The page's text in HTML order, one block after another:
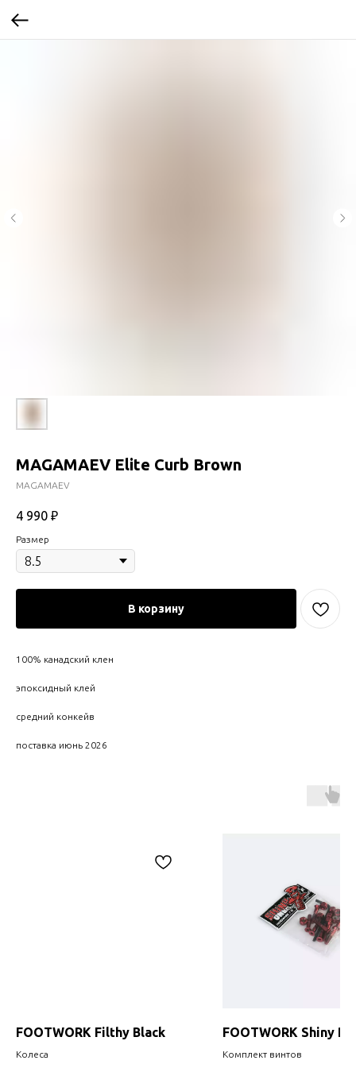
MAGAMAEV Elite Curb Brown
MAGAMAEV
4 990 ₽
Размер
В корзину
100% канадский клен
эпоксидный клей
средний конкейв
поставка июнь 2026
FOOTWORK Filthy Black
Колеса
FOOTWORK Shiny
Комплект винтов